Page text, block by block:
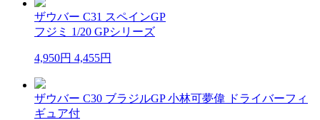
ザウバー C31 スペインGP
フジミ 1/20 GPシリーズ
4,950円 4,455円
ザウバー C30 ブラジルGP 小林可夢偉 ドライバーフィ
ギュア付